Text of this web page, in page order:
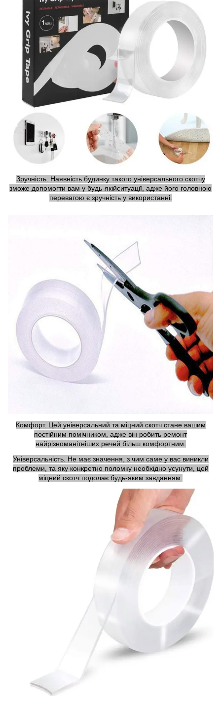
Зручність. Наявність будинку такого універсального скотчу
зможе допомогти вам у будь-якійситуації, адже його головною
перевагою є зручність у використанні.
Комфорт. Цей універсальний та міцний скотч стане вашим
постійним помічником, адже він робить ремонт
найрізноманітніших речей більш комфортним.
Універсальність. Не має значення, з чим саме у вас виникли
проблеми, та яку конкретно поломку необхідно усунути, цей
міцний скотч подолає будь-яким завданням.